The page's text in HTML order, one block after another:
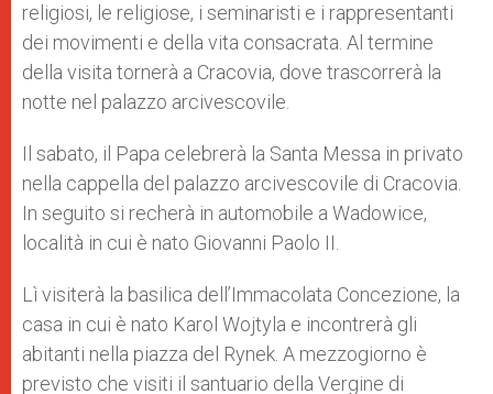
religiosi, le religiose, i seminaristi e i rappresentanti
dei movimenti e della vita consacrata. Al termine
della visita tornerà a Cracovia, dove trascorrerà la
notte nel palazzo arcivescovile.
Il sabato, il Papa celebrerà la Santa Messa in privato
nella cappella del palazzo arcivescovile di Cracovia.
In seguito si recherà in automobile a Wadowice,
località in cui è nato Giovanni Paolo II.
Lì visiterà la basilica dell’Immacolata Concezione, la
casa in cui è nato Karol Wojtyla e incontrerà gli
abitanti nella piazza del Rynek. A mezzogiorno è
previsto che visiti il santuario della Vergine di